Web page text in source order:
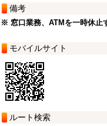
備考
※ 窓口業務、ATMを一時休止
モバイルサイト
ルート検索